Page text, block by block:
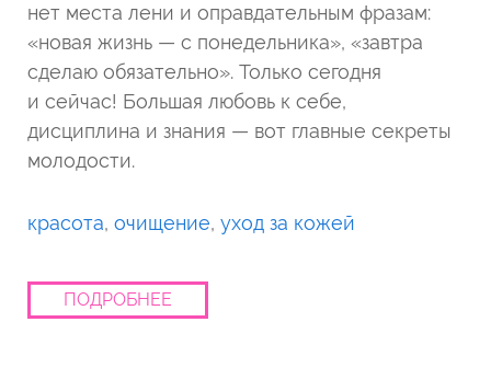
нет места лени и оправдательным фразам:
«новая жизнь — с понедельника», «завтра
сделаю обязательно». Только сегодня
и сейчас! Большая любовь к себе,
дисциплина и знания — вот главные секреты
молодости.
красота, очищение, уход за кожей
ПОДРОБНЕЕ